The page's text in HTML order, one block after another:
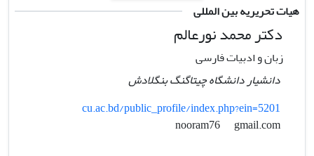
هیات تحریریه بین المللی
دکتر محمد نورعالم
زبان و ادبیات فارسی
دانشیار دانشگاه چیتاگنگ بنگلادش
cu.ac.bd/public_profile/index.php?ein=5201
gmail.com